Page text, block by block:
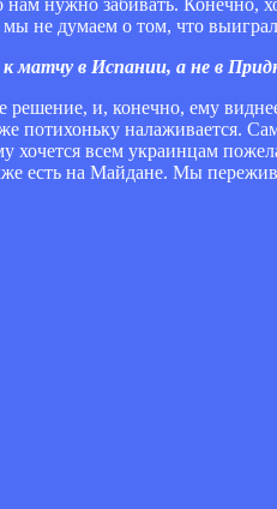
не думаем о том, что
матчу в Испании, а не в
решение, и, конечно, ему
потихоньку налаживается.
хочется всем украинцам
есть на Майдане. Мы